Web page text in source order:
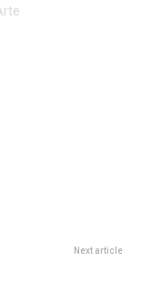
Next article